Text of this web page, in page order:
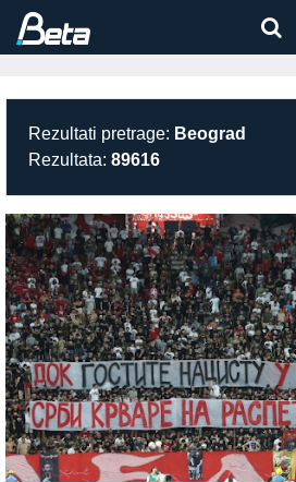
Rezultati pretrage: Beograd
Rezultata: 89616